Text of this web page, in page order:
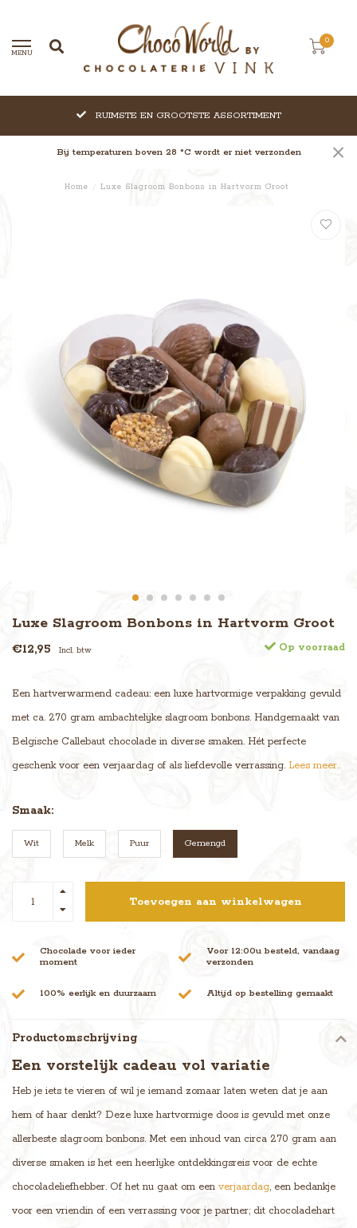
MENU
0
RUIMSTE EN GROOTSTE ASSORTIMENT
Bij temperaturen boven 28 °C wordt er niet verzonden
Home / Luxe Slagroom Bonbons in Hartvorm Groot
Luxe Slagroom Bonbons in Hartvorm Groot
€12,95 Incl. btw Op voorraad
Een hartverwarmend cadeau: een luxe hartvormige verpakking gevuld
met ca. 270 gram ambachtelijke slagroom bonbons. Handgemaakt van
Belgische Callebaut chocolade in diverse smaken. Hét perfecte
geschenk voor een verjaardag of als liefdevolle verrassing. Lees meer..
Smaak:
Wit Melk Puur Gemengd
Toevoegen aan winkelwagen
Chocolade voor ieder
moment
Voor 12:00u besteld, vandaag
verzonden
100% eerlijk en duurzaam Altijd op bestelling gemaakt
Productomschrijving
Een vorstelijk cadeau vol variatie
Heb je iets te vieren of wil je iemand zomaar laten weten dat je aan
hem of haar denkt? Deze luxe hartvormige doos is gevuld met onze
allerbeste slagroom bonbons. Met een inhoud van circa 270 gram aan
diverse smaken is het een heerlijke ontdekkingsreis voor de echte
chocoladeliefhebber. Of het nu gaat om een verjaardag, een bedankje
voor een vriendin of een verrassing voor je partner; dit chocoladehart